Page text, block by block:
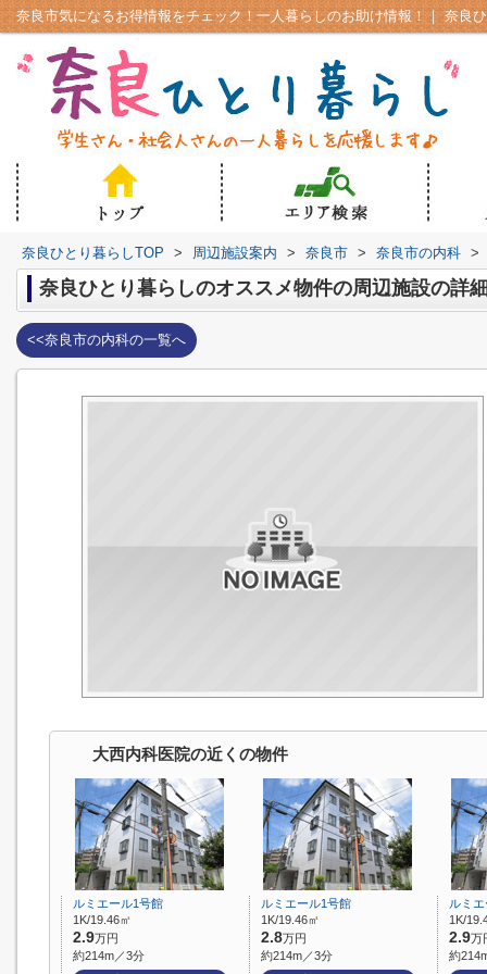
奈良ひとり暮らしTOP > 周辺施設案内 > 奈良市 > 奈良市の内科 >
奈良ひとり暮らしのオススメ物件の周辺施設の詳
<<奈良市の内科の一覧へ
大西内科医院の近くの物件
ルミエール1号館
1K/19.46㎡
2.9万円
約214m／3分
ルミエール1号館
1K/19.46㎡
2.8万円
約214m／3分
ルミ
1K/
2.9万
約